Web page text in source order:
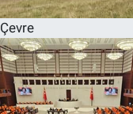
Çevre